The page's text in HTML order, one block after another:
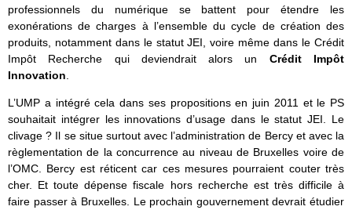
professionnels du numérique se battent pour étendre les
exonérations de charges à l’ensemble du cycle de création des
produits, notamment dans le statut JEI, voire même dans le Crédit
Impôt Recherche qui deviendrait alors un Crédit Impôt
Innovation
L’UMP a intégré cela dans ses propositions en juin 2011 et le PS
souhaitait intégrer les innovations d’usage dans le statut JEI. Le
clivage ? Il se situe surtout avec l’administration de Bercy et avec la
règlementation de la concurrence au niveau de Bruxelles voire de
l’OMC. Bercy est réticent car ces mesures pourraient couter très
cher. Et toute dépense fiscale hors recherche est très difficile à
faire passer à Bruxelles. Le prochain gouvernement devrait étudier